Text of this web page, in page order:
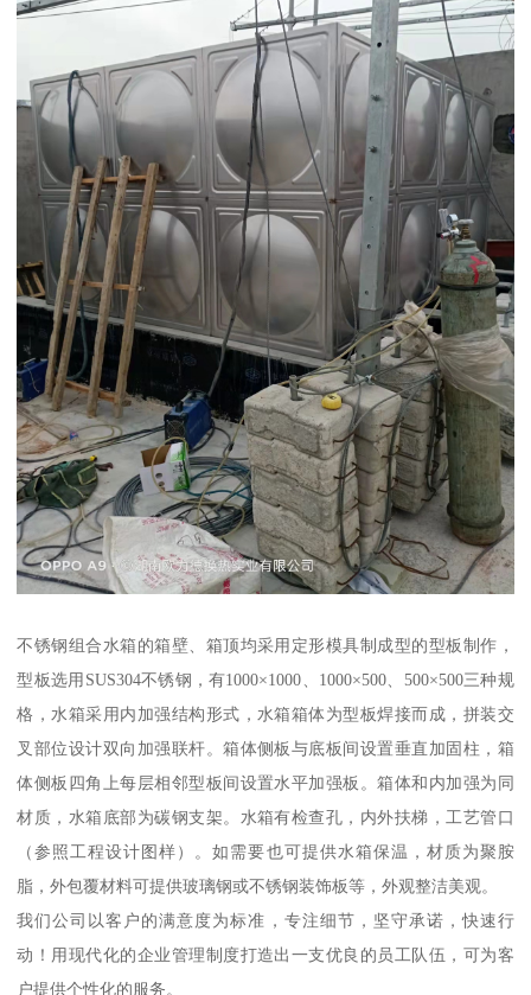
不锈钢组合水箱的箱壁、箱顶均采用定形模具制成型的型板制作，
型板选用SUS304不锈钢，有1000×1000、1000×500、500×500三种规
格，水箱采用内加强结构形式，水箱箱体为型板焊接而成，拼装交
叉部位设计双向加强联杆。箱体侧板与底板间设置垂直加固柱，箱
体侧板四角上每层相邻型板间设置水平加强板。箱体和内加强为同
材质，水箱底部为碳钢支架。水箱有检查孔，内外扶梯，工艺管口
（参照工程设计图样）。如需要也可提供水箱保温，材质为聚胺
脂，外包覆材料可提供玻璃钢或不锈钢装饰板等，外观整洁美观。
我们公司以客户的满意度为标准，专注细节，坚守承诺，快速行
动！用现代化的企业管理制度打造出一支优良的员工队伍，可为客
户提供个性化的服务。